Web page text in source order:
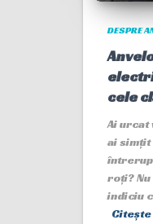
DESPRE
cele
Ai
ai simțit
roți?
indiciu